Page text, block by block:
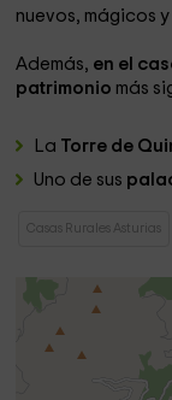
nuevos, mágicos
Además, en el
patrimonio más
La Torre de
Uno de sus
Casas Rurales Asturias